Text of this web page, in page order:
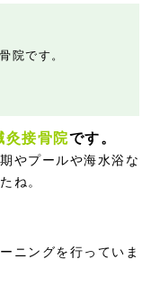
院です。
灸接骨院です。
やプールや海水浴な
ね。
ニングを行っていま